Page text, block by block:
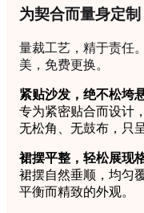
为契合而量身定制
量裁工艺，精于责任
美，免费更换。
紧贴沙发，绝不松垮
专为紧密贴合而设计
无松角、无鼓布，只
裙摆平整，轻松展现
裙摆自然垂顺，均匀
平衡而精致的外观。